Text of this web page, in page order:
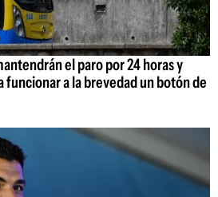
el paro por 24 horas y
funcionar a la brevedad un botón de